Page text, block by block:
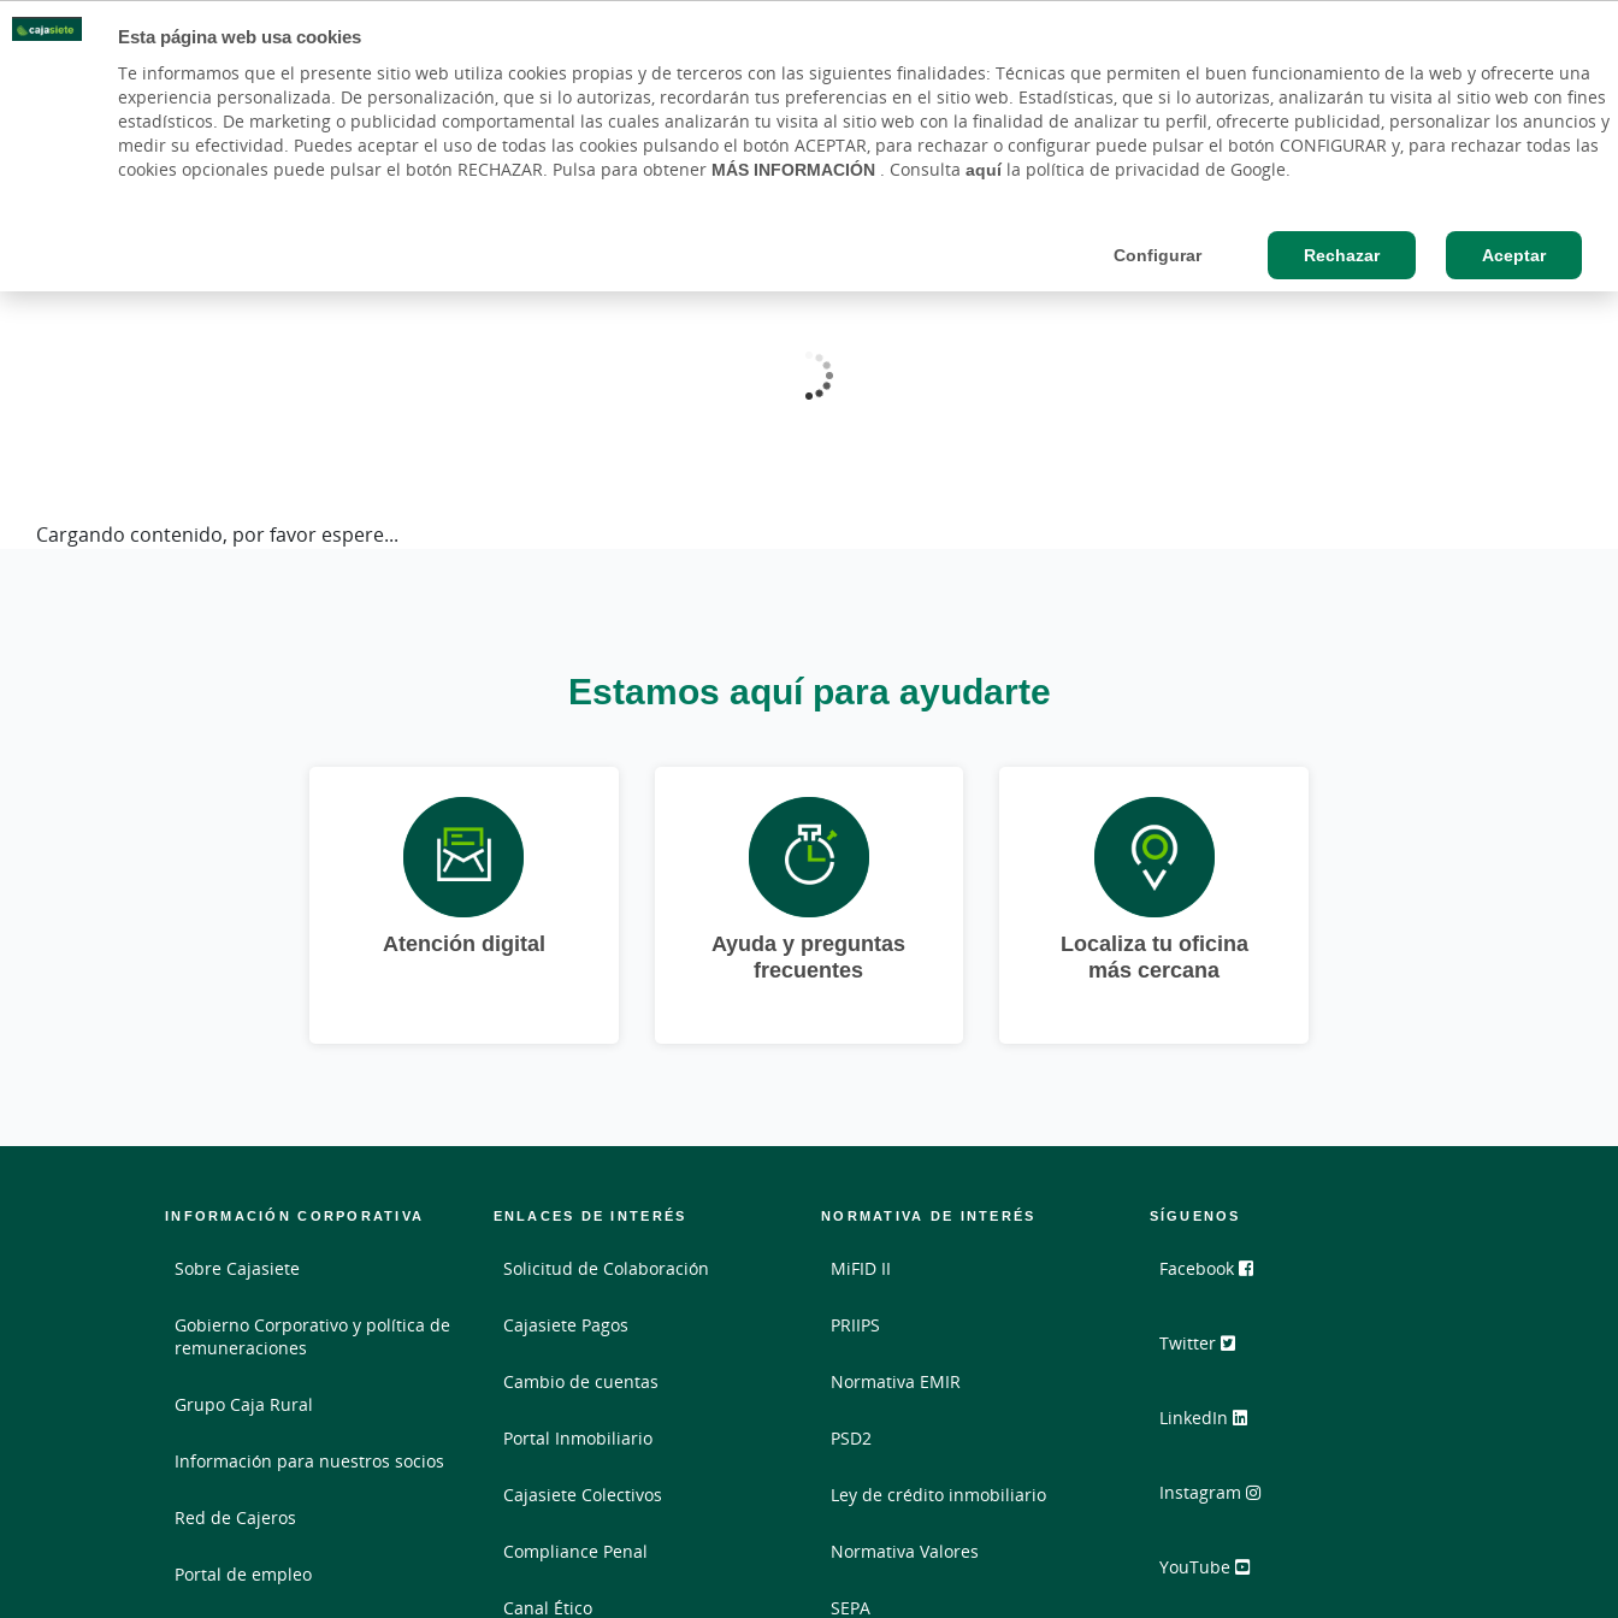
Esta página web usa cookies
Te informamos que el presente sitio web utiliza cookies propias y de terceros con las siguientes finalidades: Técnicas que permiten el buen funcionamiento de la web y ofrecerte una
experiencia personalizada. De personalización, que si lo autorizas, recordarán tus preferencias en el sitio web. Estadísticas, que si lo autorizas, analizarán tu visita al sitio web con fines
estadísticos. De marketing o publicidad comportamental las cuales analizarán tu visita al sitio web con la finalidad de analizar tu perfil, ofrecerte publicidad, personalizar los anuncios y
medir su efectividad. Puedes aceptar el uso de todas las cookies pulsando el botón ACEPTAR, para rechazar o configurar puede pulsar el botón CONFIGURAR y, para rechazar todas las
cookies opcionales puede pulsar el botón RECHAZAR. Pulsa para obtener MÁS INFORMACIÓN. Consulta aquíla política de privacidad de Google.
Configurar Rechazar Aceptar
DE
PARTICULARES BANCA PRIVADA AUTÓNOMOS Y EMPRENDEDORES EMPRESAS AGRO
Cargando contenido, por favor espere...
Estamos aquí para ayudarte
Atención digital
Ayuda y preguntas
frecuentes
Localiza tu oficina
más cercana
INFORMACIÓN CORPORATIVA
Sobre Cajasiete
Gobierno Corporativo y política de
remuneraciones
Grupo Caja Rural
Información para nuestros socios
Red de Cajeros
Portal de empleo
ENLACES DE INTERÉS
Solicitud de Colaboración
Cajasiete Pagos
Cambio de cuentas
Portal Inmobiliario
Cajasiete Colectivos
Compliance Penal
Canal Ético
NORMATIVA DE INTERÉS
MiFID II
PRIIPS
Normativa EMIR
PSD2
Ley de crédito inmobiliario
Normativa Valores
SEPA
SÍGUENOS
Facebook
Twitter
LinkedIn
Instagram
YouTube